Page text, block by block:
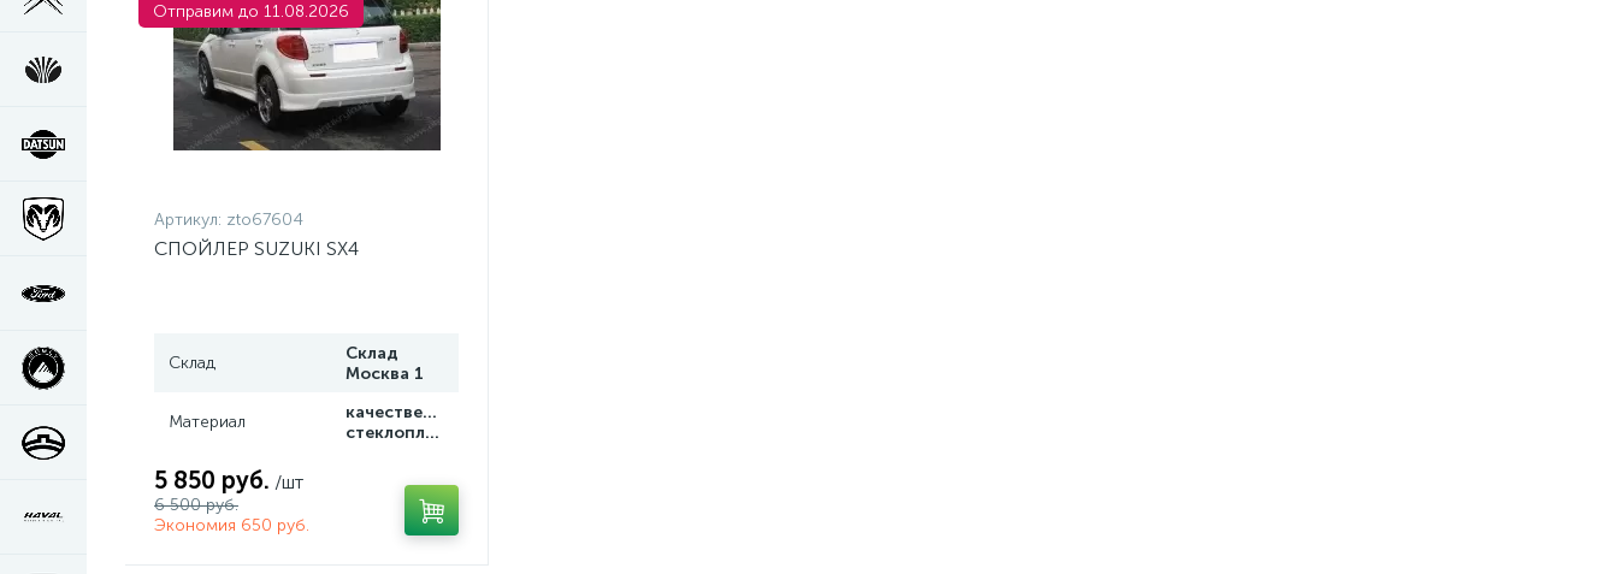
Отправим до 11.08.2026
Артикул: zto67604
СПОЙЛЕР SUZUKI SX4
Склад
Склад
Москва 1
Материал
качественный
стеклопластик
5 850 руб. /шт
6 500 руб.
Экономия 650 руб.